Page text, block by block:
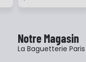
Notre Magasin
La Baguetterie Paris